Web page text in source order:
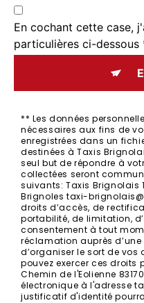
En cochant cette case,
particulières ci-dessous
** Les données
nécessaires aux fins de
enregistrées dans un
destinées à Taxis
seul but de répondre à
collectées seront
suivants: Taxis Brignolais
Brignoles taxi-
droits d’accès, de
portabilité, de limitation,
consentement à tout
réclamation auprès
d’organiser le sort de
pouvez exercer ces droits
Chemin de l'Eolienne
électronique à l'adresse
justificatif d'identité